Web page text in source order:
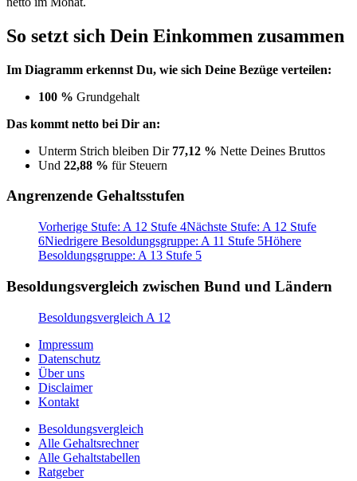
So setzt sich Dein Einkommen zusammen
Im Diagramm erkennst Du, wie sich Deine Bezüge verteilen:
100 % Grundgehalt
Das kommt netto bei Dir an:
Unterm Strich bleiben Dir 77,12 % Nette Deines Bruttos
Und 22,88 % für Steuern
Angrenzende Gehaltsstufen
Vorherige Stufe: A 12 Stufe 4Nächste Stufe: A 12 Stufe
6Niedrigere Besoldungsgruppe: A 11 Stufe 5Höhere
Besoldungsgruppe: A 13 Stufe 5
Besoldungsvergleich zwischen Bund und Ländern
Besoldungsvergleich A 12
Impressum
Datenschutz
Über uns
Disclaimer
Kontakt
Besoldungsvergleich
Alle Gehaltsrechner
Alle Gehaltstabellen
Ratgeber